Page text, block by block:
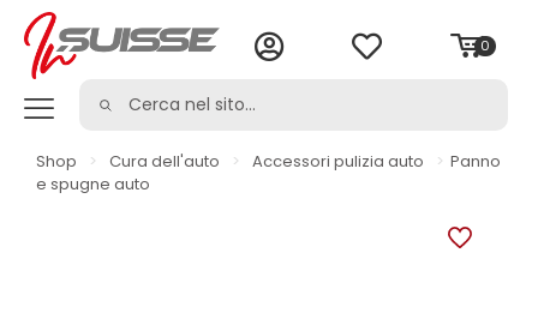
0
Shop > Cura dell'auto > Accessori pulizia auto > Panno
e spugne auto